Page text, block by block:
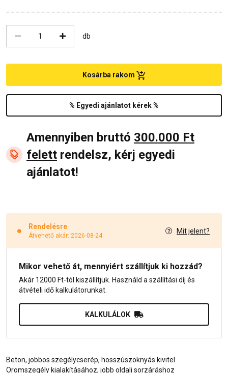
db
% Egyedi ajánlatot kérek %
Kosárba rakom
Amennyiben bruttó 300.000 Ft
felett rendelsz, kérj egyedi
ajánlatot!
Rendelésre
Átvehető akár: 2026-08-24
Mit jelent?
Mikor vehető át, mennyiért szállítjuk ki hozzád?
Akár 12000 Ft-tól kiszállítjuk. Használd a szállítási díj és
átvételi idő kalkulátorunkat.
KALKULÁLOK
Beton, jobbos szegélycserép, hosszúszoknyás kivitel
Oromszegély kialakításához, jobb oldali sorzáráshoz